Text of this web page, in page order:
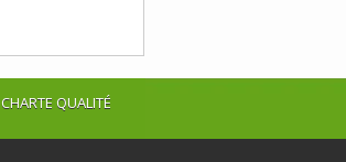
CHARTE QUALITÉ